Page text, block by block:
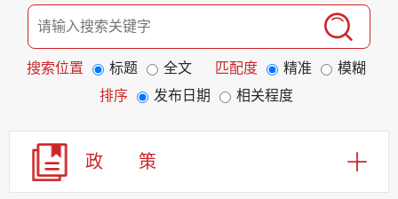
搜索位置 标题 全文 匹配度 精准
模糊
排序
发布日期 相关程度
政 策